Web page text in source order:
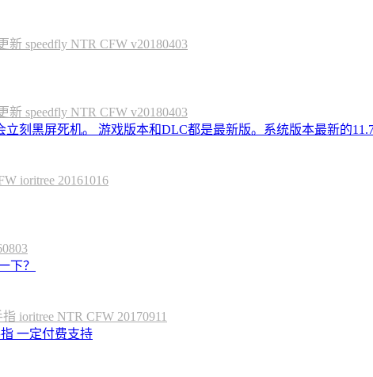
speedfly NTR CFW v20180403
speedfly NTR CFW v20180403
刻黑屏死机。 游戏版本和DLC都是最新版。系统版本最新的
ioritree 20161016
下？
ioritree NTR CFW 20170911
一定付费支持